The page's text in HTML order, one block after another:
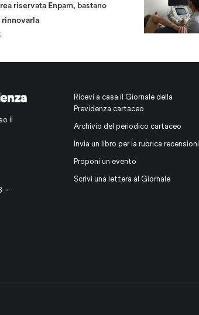
riservata Enpam, bastano
il
–
Ricevi a casa il Giornale della
Previdenza cartaceo
Archivio del periodico cartaceo
Invia un libro per la rubrica recensioni
Proponi un evento
Scrivi una lettera al Giornale